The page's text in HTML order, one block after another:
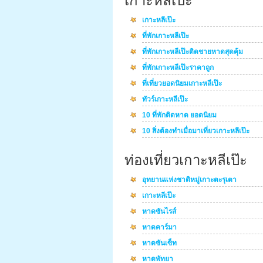
เกาะหลีเป๊ะ
ที่พักเกาะหลีเป๊ะ
ที่พักเกาะหลีเป๊ะติดชายหาดสุดคุ้ม
ที่พักเกาะหลีเป๊ะราคาถูก
ที่เที่ยวยอดนิยมเกาะหลีเป๊ะ
ทัวร์เกาะหลีเป๊ะ
10 ที่พักติดหาด ยอดนิยม
10 สิ่งต้องทำเมื่อมาเที่ยวเกาะหลีเป๊ะ
ท่องเที่ยวเกาะหลีเป๊ะ
อุทยานแห่งชาติหมู่เกาะตะรุเตา
เกาะหลีเป๊ะ
หาดซันไรส์
หาดคาร์มา
หาดซันเซ็ท
หาดพัทยา